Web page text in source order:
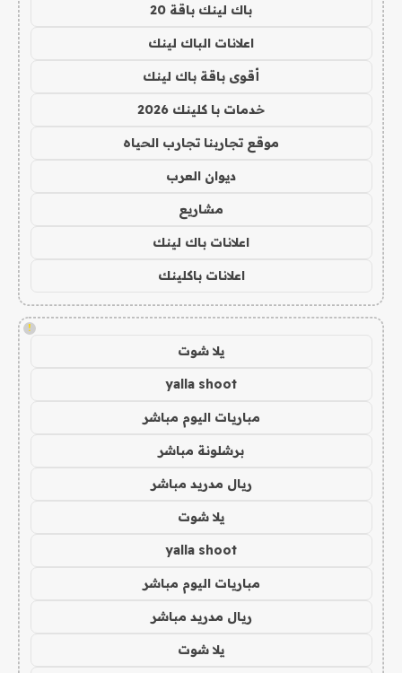
باك لينك باقة 20
اعلانات الباك لينك
أقوى باقة باك لينك
خدمات با كلينك 2026
موقع تجاربنا تجارب الحياه
ديوان العرب
مشاريع
اعلانات باك لينك
اعلانات باكلينك
!
يلا شوت
yalla shoot
مباريات اليوم مباشر
برشلونة مباشر
ريال مدريد مباشر
يلا شوت
yalla shoot
مباريات اليوم مباشر
ريال مدريد مباشر
يلا شوت